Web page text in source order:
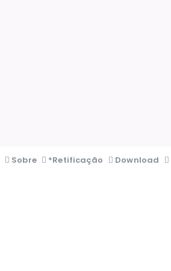
Sobre *Retificação Download